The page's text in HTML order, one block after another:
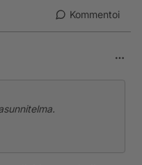
Kommentoi
tuhoutuisi, niin